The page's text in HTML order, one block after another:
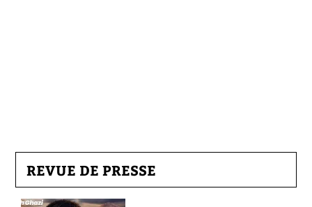
REVUE DE PRESSE